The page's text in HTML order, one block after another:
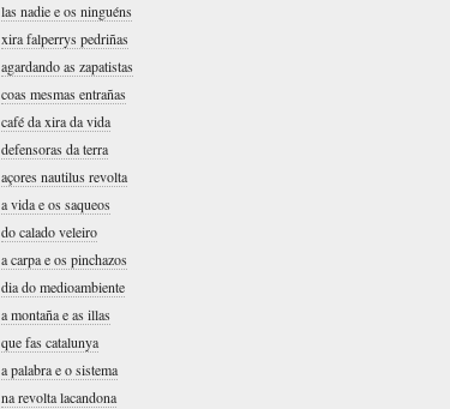
las nadie e os ninguéns
xira falperrys pedriñas
agardando as zapatistas
coas mesmas entrañas
café da xira da vida
defensoras da terra
açores nautilus revolta
a vida e os saqueos
do calado veleiro
a carpa e os pinchazos
dia do medioambiente
a montaña e as illas
que fas catalunya
a palabra e o sistema
na revolta lacandona